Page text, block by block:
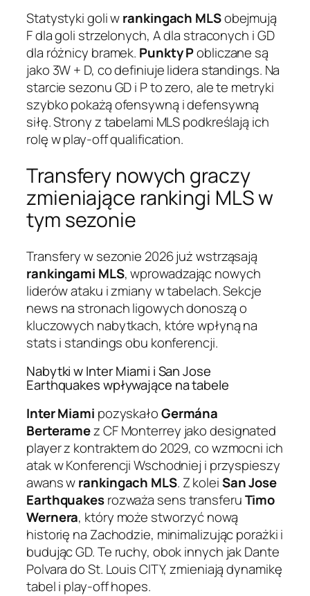
Statystyki goli wrankingach MLSobejmują
F dla goli strzelonych, A dla straconych i GD
dla różnicy bramek. Punkty Pobliczane są
jako 3W + D, co definiuje lidera standings. Na
starcie sezonu GD i P to zero, ale te metryki
szybko pokażą ofensywną i defensywną
siłę. Strony z tabelami MLS podkreślają ich
rolę w play-off qualification.
Transfery nowych graczy
zmieniające rankingi MLS w
tym sezonie
Transfery w sezonie 2026 już wstrząsają
rankingami MLS, wprowadzając nowych
liderów ataku i zmiany w tabelach. Sekcje
news na stronach ligowych donoszą o
kluczowych nabytkach, które wpłyną na
stats i standings obu konferencji.
Nabytki w Inter Miami i San Jose
Earthquakes wpływające na tabele
Inter Miami pozyskałoGermána
Berteramez CF Monterrey jako designated
player z kontraktem do 2029, co wzmocni ich
atak w Konferencji Wschodniej i przyspieszy
awans wrankingach MLS. Z koleiSan Jose
Earthquakesrozważa sens transferuTimo
Wernera, który może stworzyć nową
historię na Zachodzie, minimalizując porażki i
budując GD. Te ruchy, obok innych jak Dante
Polvara do St. Louis CITY, zmieniają dynamikę
tabel i play-off hopes.